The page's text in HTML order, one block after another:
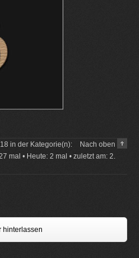
Nach oben
in der Kategorie(n):
mal • Heute: 2 mal • zuletzt am: 2.
hinterlassen